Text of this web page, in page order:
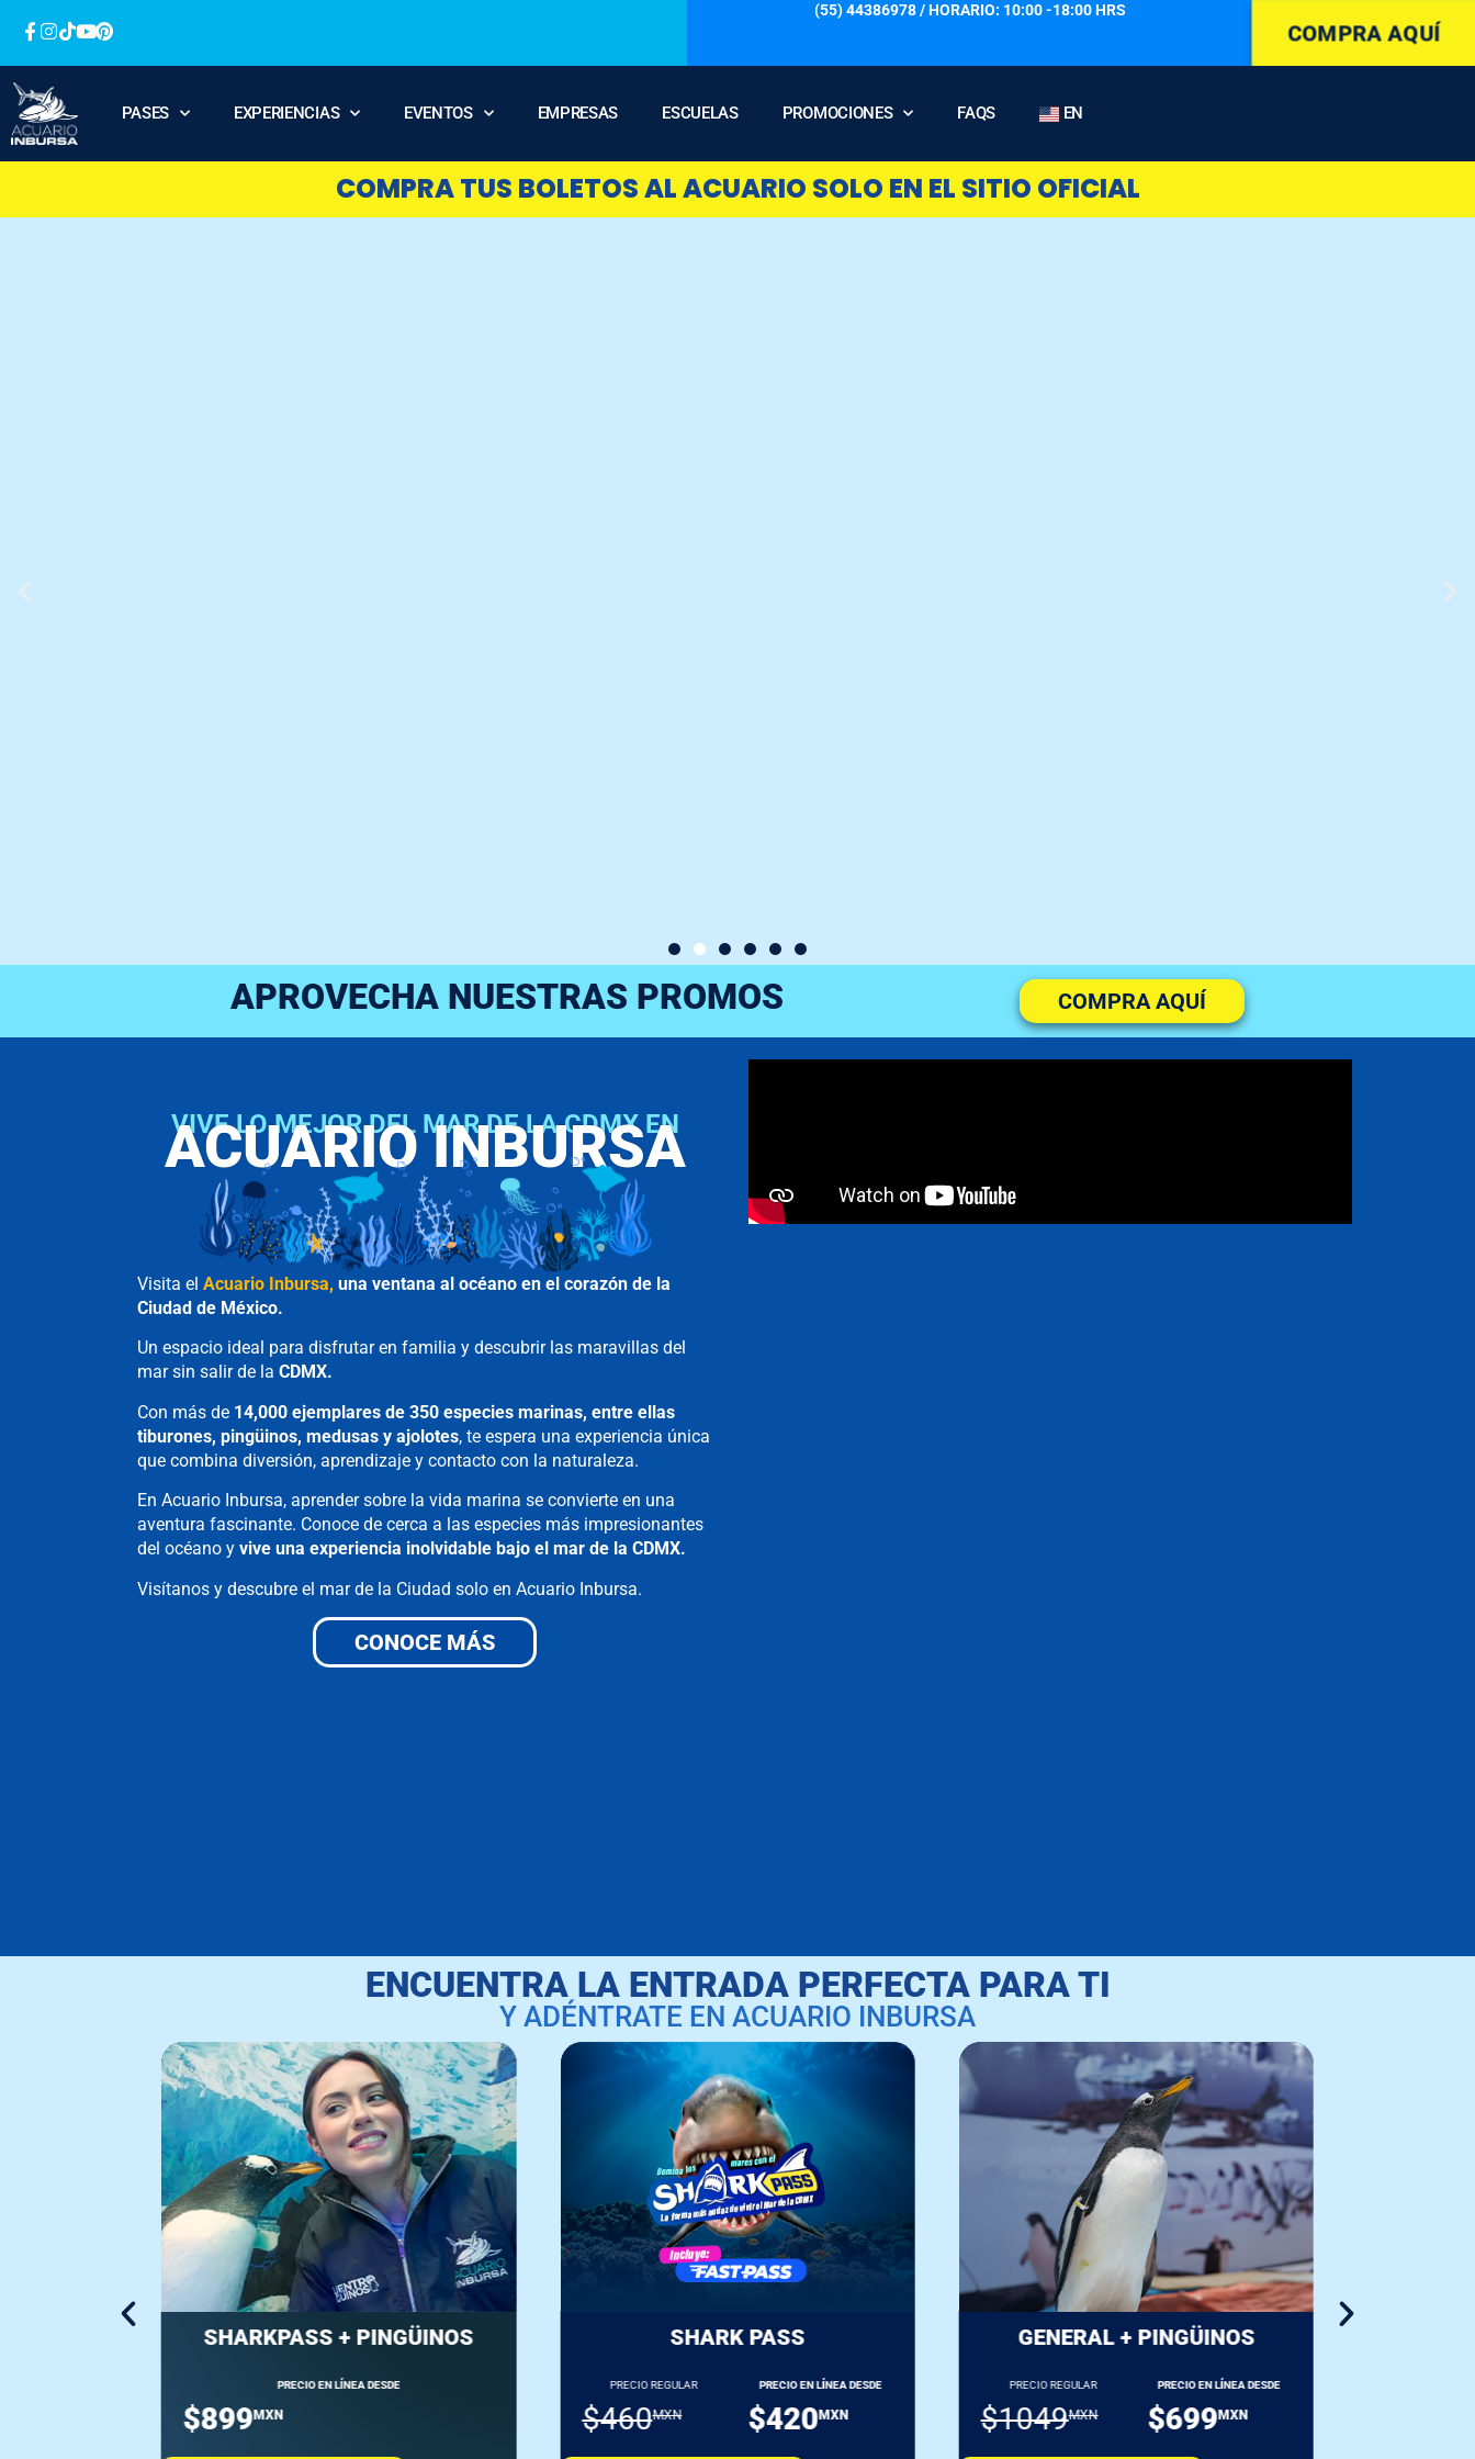
(55) 44386978 / HORARIO: 10:00 -18:00 HRS
COMPRA AQUÍ
PASES EXPERIENCIAS EVENTOS EMPRESAS ESCUELAS PROMOCIONES FAQS EN
COMPRA TUS BOLETOS AL ACUARIO SOLO EN EL SITIO OFICIAL
APROVECHA NUESTRAS PROMOS COMPRA AQUÍ
VIVE LO MEJOR DEL MAR DE LA CDMX EN
ACUARIO INBURSA
Visita el Acuario Inbursa, una ventana al océano en el corazón de la
Ciudad de México.
Un espacio ideal para disfrutar en familia y descubrir las maravillas del
mar sin salir de la CDMX.
Con más de 14,000 ejemplares de 350 especies marinas, entre ellas
tiburones, pingüinos, medusas y ajolotes, te espera una experiencia única
que combina diversión, aprendizaje y contacto con la naturaleza.
En Acuario Inbursa, aprender sobre la vida marina se convierte en una
aventura fascinante. Conoce de cerca a las especies más impresionantes
del océano y vive una experiencia inolvidable bajo el mar de la CDMX.
Visítanos y descubre el mar de la Ciudad solo en Acuario Inbursa.
CONOCE MÁS
ENCUENTRA LA ENTRADA PERFECTA PARA TI
Y ADÉNTRATE EN ACUARIO INBURSA
SHARKPASS + PINGÜINOS
PRECIO EN LÍNEA DESDE
$899MXN
SHARK PASS
PRECIO REGULAR
$460MXN
PRECIO EN LÍNEA DESDE
$420MXN
GENERAL + PINGÜINOS
PRECIO REGULAR
$1049MXN
PRECIO EN LÍNEA DESDE
$699MXN